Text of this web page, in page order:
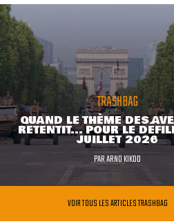
TRASHBAG
QUAND LE THÈME DES
RETENTIT... POUR LE
JUILLET 2026
PARARNO KIKOO
VOIR TOUS LES ARTICLES TRASHBAG